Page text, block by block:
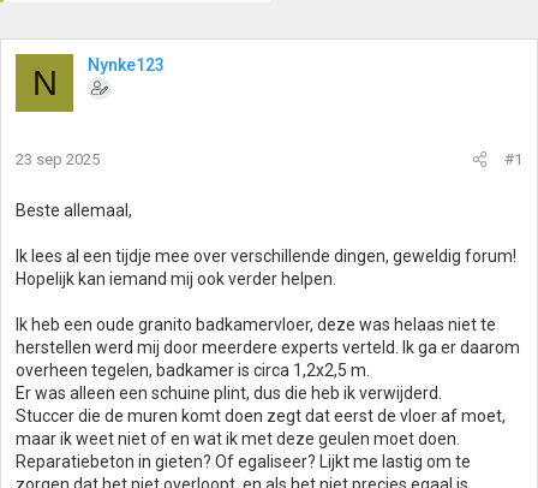
N Nynke123
23 sep 2025 #1
Beste allemaal,
Ik lees al een tijdje mee over verschillende dingen, geweldig forum!
Hopelijk kan iemand mij ook verder helpen.
Ik heb een oude granito badkamervloer, deze was helaas niet te
herstellen werd mij door meerdere experts verteld. Ik ga er daarom
overheen tegelen, badkamer is circa 1,2x2,5 m.
Er was alleen een schuine plint, dus die heb ik verwijderd.
Stuccer die de muren komt doen zegt dat eerst de vloer af moet,
maar ik weet niet of en wat ik met deze geulen moet doen.
Reparatiebeton in gieten? Of egaliseer? Lijkt me lastig om te